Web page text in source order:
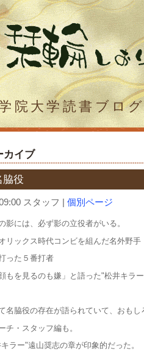
院大学読書ブロ
カイブ
脇役
スタッフ | 個別ページ
影には、必ず影の立役者がいる。
リックス時代コンビを組んだ名外野手
った５番打者
もを見るのも嫌」と語った"松井キラ
名脇役の存在が語られていて、おもし
チ・スタッフ編も。
ラー"遠山奨志の章が印象的だった。